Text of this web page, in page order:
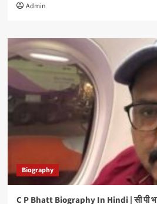
Admin
Biography
C P Bhatt Biography In Hindi | सी पी